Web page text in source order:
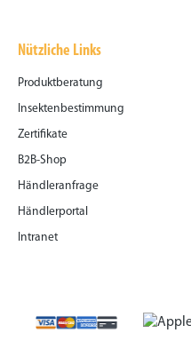
Nützliche Links
Produktberatung
Insektenbestimmung
Zertifikate
B2B-Shop
Händleranfrage
Händlerportal
Intranet